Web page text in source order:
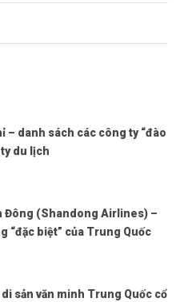
– danh sách các công ty “đào
ty du lịch
Đông (Shandong Airlines) –
“đặc biệt” của Trung Quốc
di sản văn minh Trung Quốc cổ